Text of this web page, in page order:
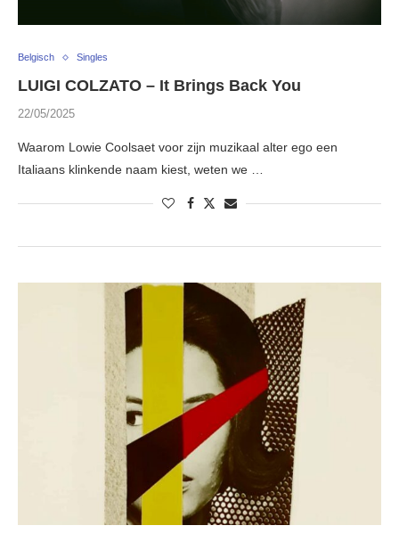
Belgisch Singles
LUIGI COLZATO – It Brings Back You
22/05/2025
Waarom Lowie Coolsaet voor zijn muzikaal alter ego een
Italiaans klinkende naam kiest, weten we …